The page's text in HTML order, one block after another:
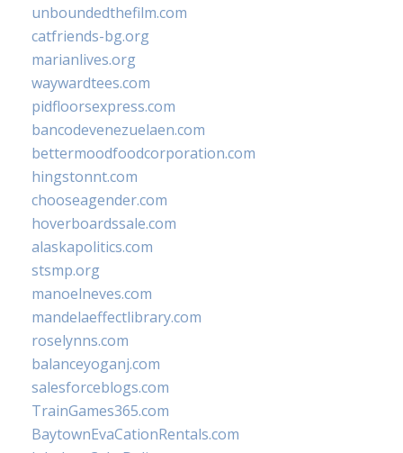
unboundedthefilm.com
catfriends-bg.org
marianlives.org
waywardtees.com
pidfloorsexpress.com
bancodevenezuelaen.com
bettermoodfoodcorporation.com
hingstonnt.com
chooseagender.com
hoverboardssale.com
alaskapolitics.com
stsmp.org
manoelneves.com
mandelaeffectlibrary.com
roselynns.com
balanceyoganj.com
salesforceblogs.com
TrainGames365.com
BaytownEvaCationRentals.com